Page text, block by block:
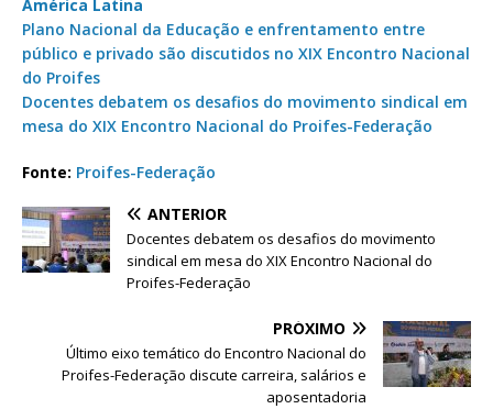
América Latina
Plano Nacional da Educação e enfrentamento entre
público e privado são discutidos no XIX Encontro Nacional
do Proifes
Docentes debatem os desafios do movimento sindical em
mesa do XIX Encontro Nacional do Proifes-Federação
Fonte: Proifes-Federação
ANTERIOR
Docentes debatem os desafios do movimento
sindical em mesa do XIX Encontro Nacional do
Proifes-Federação
PRÓXIMO
Último eixo temático do Encontro Nacional do
Proifes-Federação discute carreira, salários e
aposentadoria